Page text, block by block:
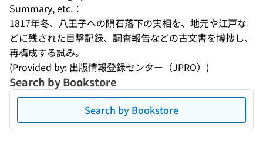
Summary, etc.：
1817年冬、八王子への隕石落下の実相を、地元や江戸な
どに残された目撃記録、調査報告などの古文書を博捜し、
再構成する試み。
(Provided by: 出版情報登録センター（JPRO）)
Search by Bookstore
Search by Bookstore